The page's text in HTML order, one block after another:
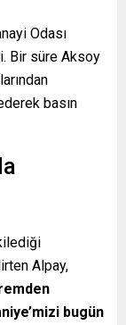
Odası
Bir süre Aksoy
basın
Alpay,
bugün